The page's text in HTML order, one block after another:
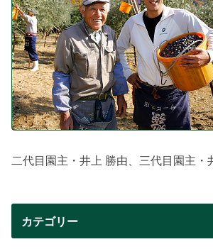
二代目園主・井上 勝由、三代目園主・
カテゴリー